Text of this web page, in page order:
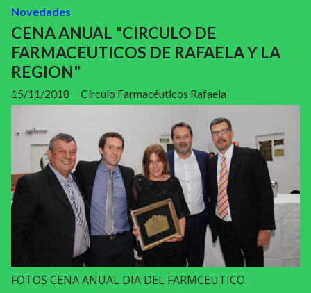
CENA ANUAL "CIRCULO DE
FARMACEUTICOS DE RAFAELA Y LA
REGION"
Círculo Farmacéuticos Rafaela
Novedades
15/11/2018
FOTOS CENA ANUAL DIA DEL FARMCEUTICO.